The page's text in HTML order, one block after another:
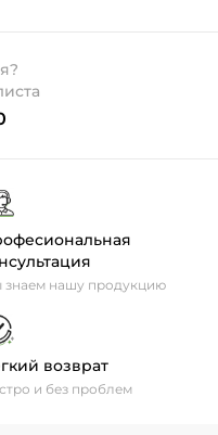
нашу продукцию
возврат
и без проблем